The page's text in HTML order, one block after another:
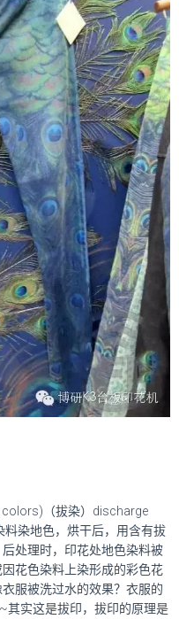
（拔染）discharge
染地色，烘干后，用含有拔
处理时，印花处地色染料被
花色染料上染形成的彩色花
服被洗过水的效果？衣服的
其实这是拔印，拔印的原理是